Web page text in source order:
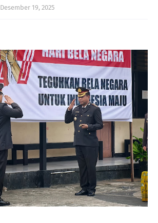
Desember 19, 2025